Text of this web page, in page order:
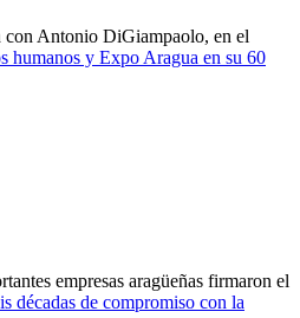
con Antonio DiGiampaolo, en el
humanos y Expo Aragua en su 60
empresas aragüeñas firmaron el
décadas de compromiso con la